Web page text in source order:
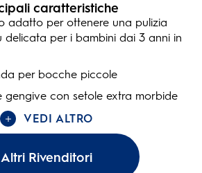
caratteristiche
adatto per ottenere una pulizia
delicata per i bambini dai 3 anni in
per bocche piccole
gengive con setole extra morbide
VEDI ALTRO
Altri Rivenditori